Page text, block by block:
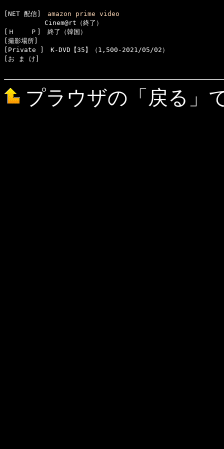
[NET 配信] amazon prime video
  　　　　　Cinem@rt（終了）
[Ｈ    Ｐ]　終了（韓国）
[撮影場所]
[Private ]　K-DVD【35】（1,500-2021/05/02）
[お ま け]
プラウザの「戻る」